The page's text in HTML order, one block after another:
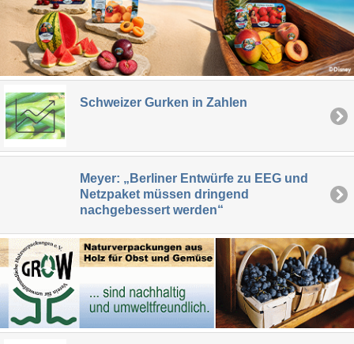
Schweizer Gurken in Zahlen
Meyer: „Berliner Entwürfe zu EEG und
Netzpaket müssen dringend
nachgebessert werden“